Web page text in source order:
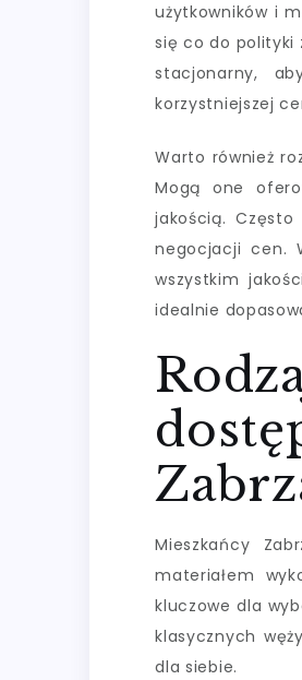
użytkowników i
się co do polityki
stacjonarny,
korzystniejszej
Warto również
Mogą one
jakością.
negocjacji cen.
wszystkim
idealnie
Mieszkańcy
materiałem
kluczowe dla
klasycznych
dla siebie.